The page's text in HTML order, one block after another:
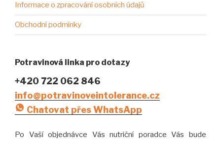
Informace o zpracování osobních údajů
Obchodní podmínky
Potravinová linka pro dotazy
+420 722 062 846
info@potravinoveintolerance.cz
Chatovat přes WhatsApp
Po Vaší objednávce Vás nutriční poradce Vás bude